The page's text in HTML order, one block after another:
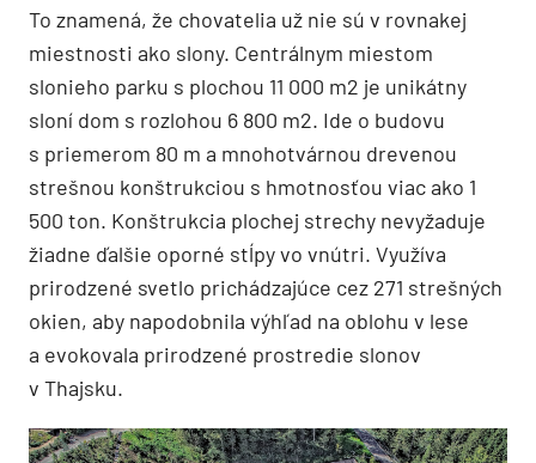
To znamená, že chovatelia už nie sú v rovnakej
miestnosti ako slony. Centrálnym miestom
slonieho parku s plochou 11 000 m2 je unikátny
sloní dom s rozlohou 6 800 m2. Ide o budovu
s priemerom 80 m a mnohotvárnou drevenou
strešnou konštrukciou s hmotnosťou viac ako 1
500 ton. Konštrukcia plochej strechy nevyžaduje
žiadne ďalšie oporné stĺpy vo vnútri. Využíva
prirodzené svetlo prichádzajúce cez 271 strešných
okien, aby napodobnila výhľad na oblohu v lese
a evokovala prirodzené prostredie slonov
v Thajsku.